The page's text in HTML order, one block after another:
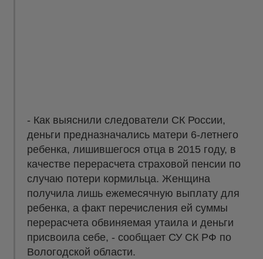
- Как выяснили следователи СК России,
деньги предназначались матери 6-летнего
ребенка, лишившегося отца в 2015 году, в
качестве перерасчета страховой пенсии по
случаю потери кормильца. Женщина
получила лишь ежемесячную выплату для
ребенка, а факт перечисления ей суммы
перерасчета обвиняемая утаила и деньги
присвоила себе, - сообщает СУ СК РФ по
Вологодской области.